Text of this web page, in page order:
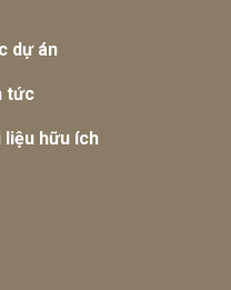
dự án
tức
liệu hữu ích